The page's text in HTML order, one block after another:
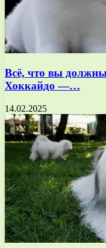
Всё, что вы должны
Хоккайдо —…
14.02.2025